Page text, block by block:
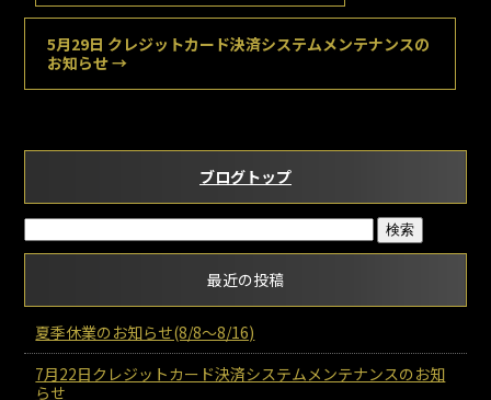
5月29日 クレジットカード決済システムメンテナンスの
お知らせ→
ブログトップ
最近の投稿
夏季休業のお知らせ(8/8～8/16)
7月22日クレジットカード決済システムメンテナンスのお知
らせ